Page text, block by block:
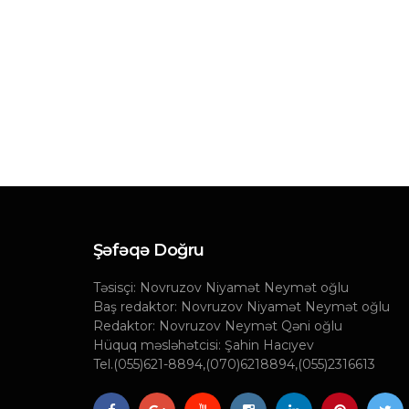
Şəfəqə Doğru
Təsisçi: Novruzov Niyamət Neymət oğlu
Baş redaktor: Novruzov Niyamət Neymət oğlu
Redaktor: Novruzov Neymət Qəni oğlu
Hüquq məsləhətcisi: Şahin Hacıyev
Tel.(055)621-8894,(070)6218894,(055)2316613